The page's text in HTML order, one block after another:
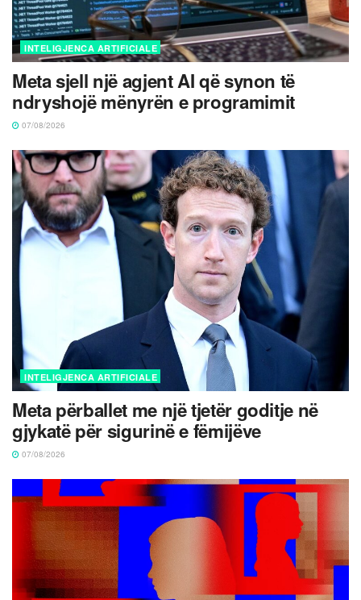
INTELIGJENCA ARTIFICIALE
Meta sjell një agjent AI që synon të
ndryshojë mënyrën e programimit
07/08/2026
INTELIGJENCA ARTIFICIALE
Meta përballet me një tjetër goditje në
gjykatë për sigurinë e fëmijëve
07/08/2026